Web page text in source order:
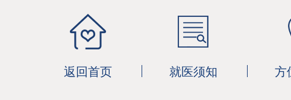
返回首页 就医须知 方